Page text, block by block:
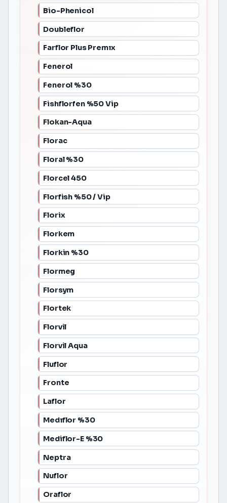
Bio-Phenicol
Doubleflor
Farflor Plus Premıx
Fenerol
Fenerol %30
Fishflorfen %50 Vip
Flokan-Aqua
Florac
Floral %30
Florcel 450
Florfish %50 / Vip
Florix
Florkem
Florkin %30
Flormeg
Florsym
Flortek
Florvil
Florvil Aqua
Fluflor
Fronte
Laflor
Medıflor %30
Mediflor-E %30
Neptra
Nuflor
Oraflor